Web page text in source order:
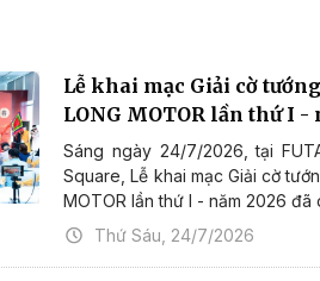
Lễ khai mạc Giải cờ
LONG MOTOR lần thứ I -
Sáng ngày 24/7/2026, tại
Square, Lễ khai mạc Giải cờ
MOTOR lần thứ I - năm 2026 đã
Thứ Sáu, 24/7/2026